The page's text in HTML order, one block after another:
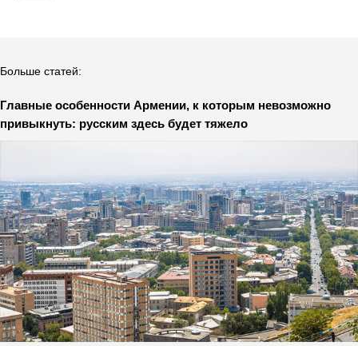
Больше статей:
Главные особенности Армении, к которым невозможно
привыкнуть: русским здесь будет тяжело